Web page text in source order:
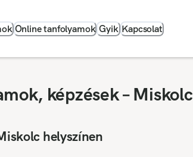
Online tanfolyamok Gyik Kapcsolat
képzések – Miskolc
helyszínen